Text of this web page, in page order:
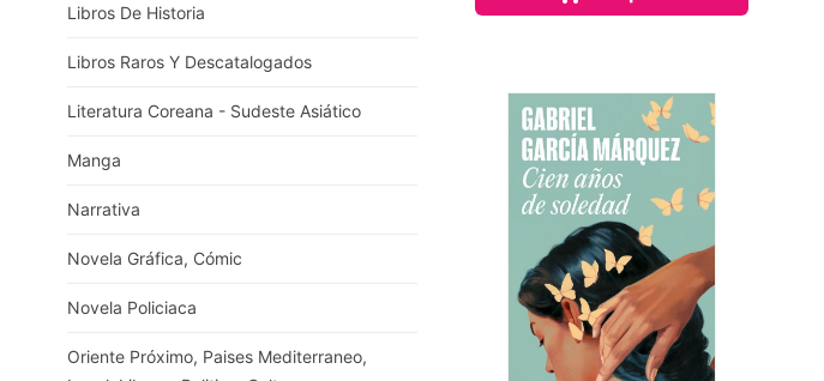
Libros De Historia
Libros Raros Y Descatalogados
Literatura Coreana - Sudeste Asiático
Manga
Narrativa
Novela Gráfica, Cómic
Novela Policiaca
Oriente Próximo, Paises Mediterraneo,